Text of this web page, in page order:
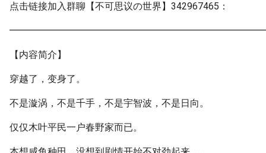
点击链接加入群聊【不可思议の世界】342967465：
【内容简介】
穿越了，变身了。
不是漩涡，不是千手，不是宇智波，不是日向。
仅仅木叶平民一户春野家而已。